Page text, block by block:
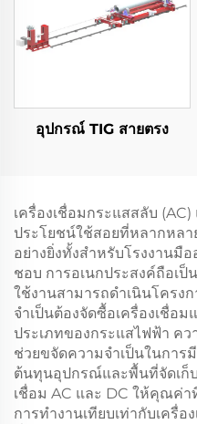
อุปกรณ์ TIG สายตรง
เครื่องเชื่อมกระแสสลับ
ประโยชน์ใช้สอยที่หลากหล
อย่างยิ่งทั้งสำหรับโรงงานมื
ชอบ การอเนกประสงค์ถือเป็
ใช้งานสามารถดำเนินโครง
จำเป็นต้องจัดซื้อเครื่องเชื่อ
ประเภทของกระแสไฟฟ้า ค
ช่วยขจัดความจำเป็นในการ
ต้นทุนอุปกรณ์และพื้นที่จัดเก็บ
เชื่อม AC และ DC ให้คุณค่
การทำงานเทียบเท่ากับเครื่อ